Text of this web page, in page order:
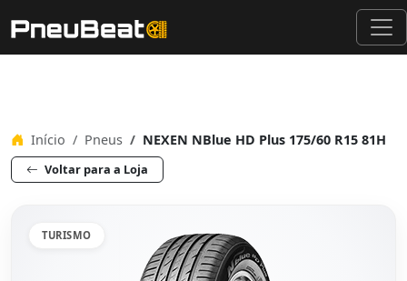
Início Pneus NEXEN NBlue HD Plus 175/60 R15 81H
Voltar para a Loja
TURISMO